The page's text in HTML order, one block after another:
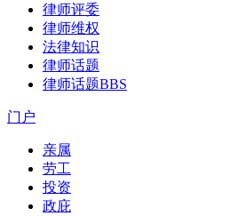
律师评委
律师维权
法律知识
律师话题
律师话题BBS
门户
亲属
劳工
投资
政庇